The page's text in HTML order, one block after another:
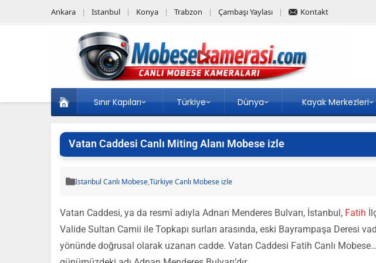
Ankara Istanbul Konya Trabzon Çambaşı Yaylası Kontakt
Sınır Kapıları Türkiye Dünya Kayak Merkezleri
Vatan Caddesi Canlı Miting Alanı Mobese izle
Istanbul Canlı Mobese,Türkiye Canlı Mobese izle
Vatan Caddesi, ya da resmî adıyla Adnan Menderes Bulvarı, İstanbul, Fatih
Valide Sultan Camii ile Topkapı surları arasında, eski Bayrampaşa Deresi
yönünde doğrusal olarak uzanan cadde. Vatan Caddesi Fatih Canlı